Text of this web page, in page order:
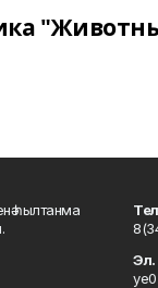
һылтанма
Эл.